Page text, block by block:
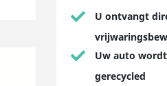
U ontvangt
Uw auto
gerecycled